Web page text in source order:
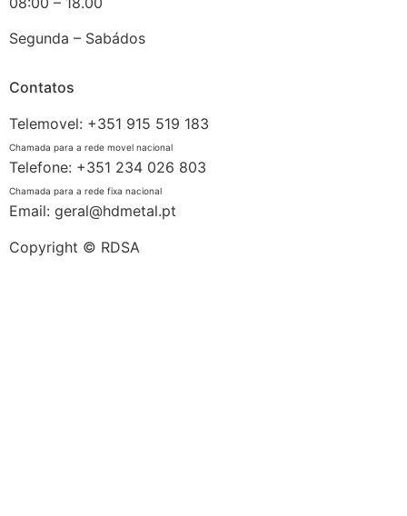
Segunda – Sabádos
Contatos
Telemovel: +351 915 519 183
Chamada para a rede movel nacional
Telefone: +351 234 026 803
Chamada para a rede fixa nacional
Email: geral@hdmetal.pt
Copyright © RDSA